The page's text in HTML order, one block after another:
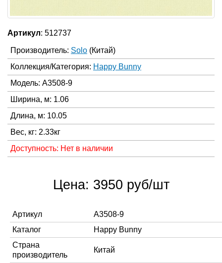
Артикул: 512737
Производитель: Solo (Китай)
Коллекция/Категория: Happy Bunny
Модель: A3508-9
Ширина, м: 1.06
Длина, м: 10.05
Вес, кг: 2.33кг
Доступность: Нет в наличии
Цена: 3950 руб/шт
Артикул
A3508-9
Каталог
Happy Bunny
Страна
производитель
Китай